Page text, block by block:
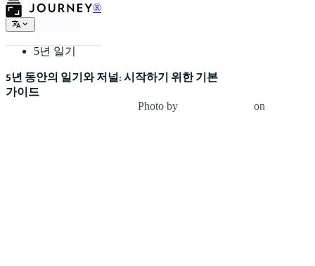
®
5년 일기
5년 동안의 일기와 저널: 시작하기 위한 기본
가이드
Photo by on